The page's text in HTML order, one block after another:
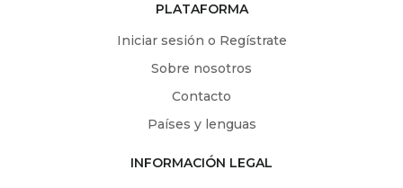
PLATAFORMA
Iniciar sesión o Regístrate
Sobre nosotros
Contacto
Países y lenguas
INFORMACIÓN LEGAL